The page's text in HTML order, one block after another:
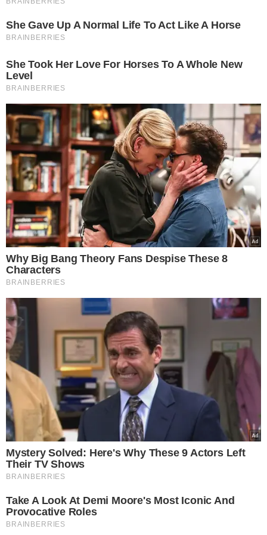
A ação foi exitosa em ambas os alvos, onde foram
os Comandantes de cada equipe determinaram o
encerramento da festa, bem como lavraram os
procedimentos legais cabíveis (TCO's) aos responsáveis
Vale destacar que o governo do Estado proibiu a
realização de shows e festas em todo o Piauí. A decisão
faz parte do decreto que visa combater o avanço da
pandemia em todo território piauiense. Conforme a
publicação, ficam proibidos os "shows, festas, públicas ou
privadas, e afins, independentemente do número de
participantes". O decreto tem validade até 16 de maio,
com indicativo de renovação.
TÓPICOS
FESTAS ILEGAIS TERESINA
FESTA TERESINA
FESTA CLANDESTINA TERESINA